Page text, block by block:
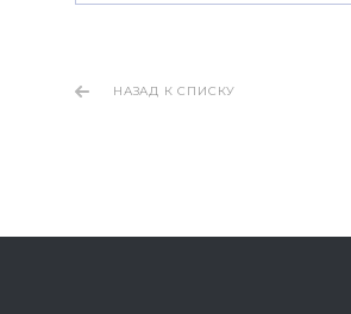
НАЗАД К СПИСКУ